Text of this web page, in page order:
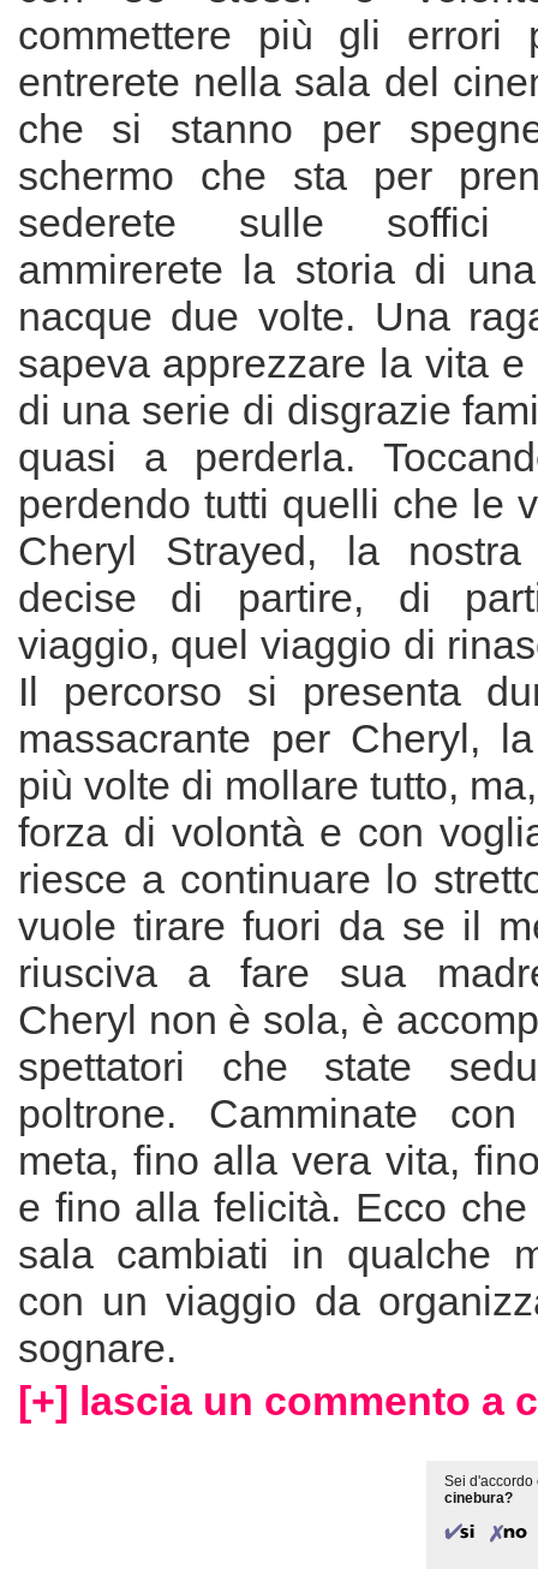
commettere più gli errori
entrerete nella sala del
che si stanno per
schermo che sta per
sederete sulle soffici
ammirerete la storia di
nacque due volte. Una
sapeva apprezzare la vita
di una serie di disgrazie
quasi a perderla.
perdendo tutti quelli che le
Cheryl Strayed, la nostra
decise di partire, di
viaggio, quel viaggio di
Il percorso si presenta
massacrante per Cheryl,
più volte di mollare tutto,
forza di volontà e con
riesce a continuare lo
vuole tirare fuori da se il
riusciva a fare sua
Cheryl non è sola, è
spettatori che state
poltrone. Camminate
meta, fino alla vera vita,
e fino alla felicità. Ecco
sala cambiati in qualche
con un viaggio da
sognare.
[+] lascia un commento a
Sei d'accordo
cinebura?